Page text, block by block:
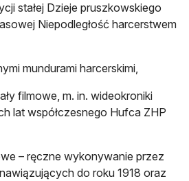
stałej Dzieje pruszkowskiego
Niepodległość harcerstwem
mundurami harcerskimi,
filmowe, m. in. wideokroniki
lat współczesnego Hufca ZHP
– ręczne wykonywanie przez
do roku 1918 oraz